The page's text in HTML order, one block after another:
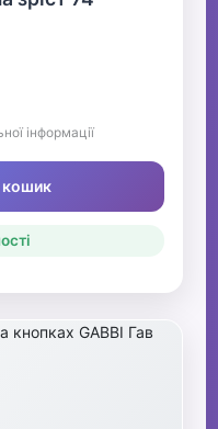
інформації
кошик